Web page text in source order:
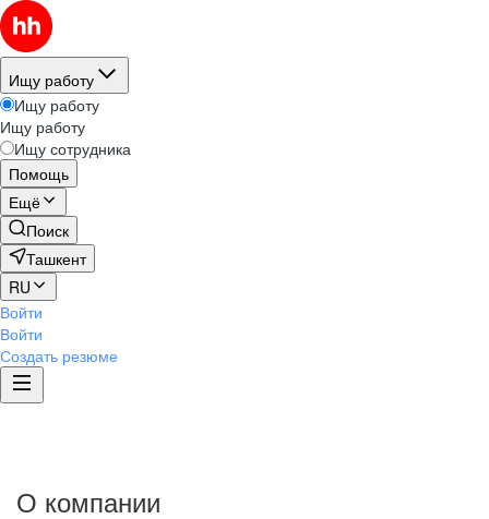
Ищу работу
Ищу работу
Ищу работу
Ищу сотрудника
Помощь
Ещё
Поиск
Ташкент
RU
Войти
Войти
Создать резюме
О компании